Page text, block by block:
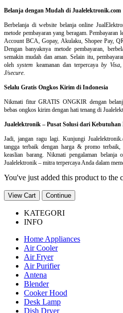
Belanja dengan Mudah di Jualelektronik.com
Berbelanja diwebsite belanja online
metode pembayaran yang beragam.
Account BCA, Gopay, Akulaku, Shopee Pay,
Dengan banyaknya metode pembayaran,
semakin mudah dan aman. Selain itu,
olehsystem keamanan dan terpercayaby Visa,
J/secure.
Selalu Gratis Ongkos Kirim di Indonesia
Nikmati fitur GRATIS ONGKIR dengan
bebas ongkos kirim dengan hati tenang di
Jualelektronik – Pusat Solusi dari
Jadi, jangan ragu lagi. Kunjungi
tangga terbaik dengan harga & promo
keaslian barang. Nikmati pengalaman belanja
Jualelektronik – mitra terpercaya Anda dalam
You've just added this product to the
View Cart Continue
KATEGORI
INFO
Home Appliances
Air Cooler
Air Fryer
Air Purifier
Antena
Blender
Cooker Hood
Desk Lamp
Dish Dryer